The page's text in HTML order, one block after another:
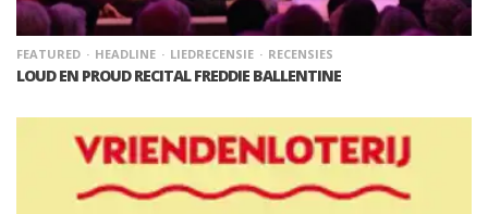
FEATURED HEADLINE LIEDRECENSIE RECENSIES
LOUD EN PROUD RECITAL FREDDIE BALLENTINE